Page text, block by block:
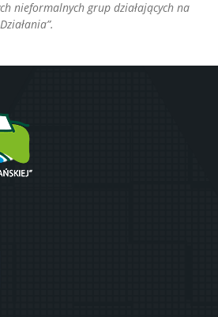
nieformalnych grup działających na